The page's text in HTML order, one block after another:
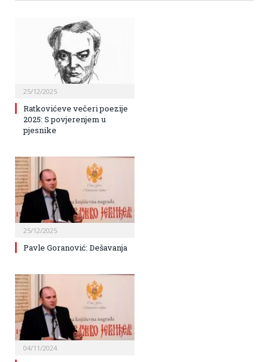
25/12/2025
Ratkovićeve večeri poezije
2025: S povjerenjem u
pjesnike
25/12/2025
Pavle Goranović: Dešavanja
04/11/2024